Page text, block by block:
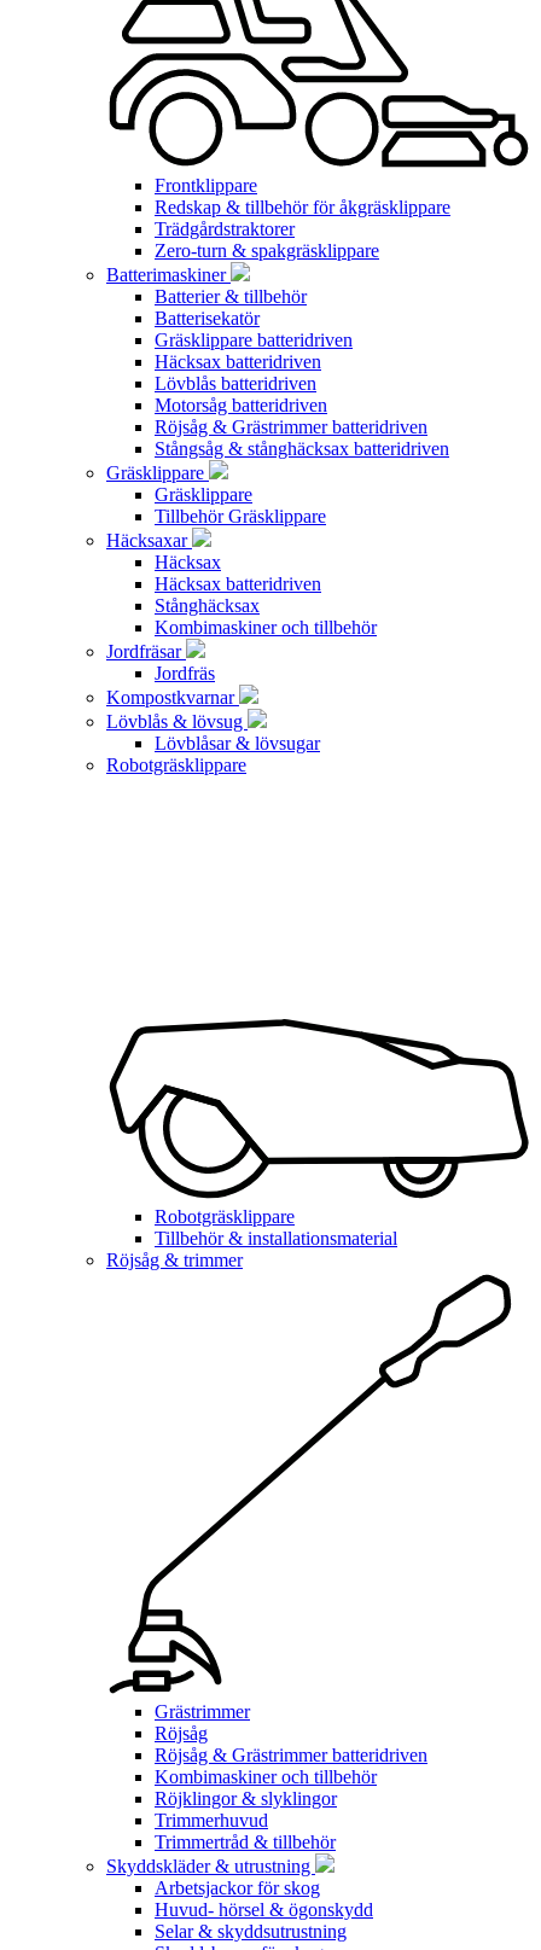
Frontklippare
Redskap & tillbehör för åkgräsklippare
Trädgårdstraktorer
Zero-turn & spakgräsklippare
Batterimaskiner
Batterier & tillbehör
Batterisekatör
Gräsklippare batteridriven
Häcksax batteridriven
Lövblås batteridriven
Motorsåg batteridriven
Röjsåg & Grästrimmer batteridriven
Stångsåg & stånghäcksax batteridriven
Gräsklippare
Gräsklippare
Tillbehör Gräsklippare
Häcksaxar
Häcksax
Häcksax batteridriven
Stånghäcksax
Kombimaskiner och tillbehör
Jordfräsar
Jordfräs
Kompostkvarnar
Lövblås & lövsug
Lövblåsar & lövsugar
Robotgräsklippare
Robotgräsklippare
Tillbehör & installationsmaterial
Röjsåg & trimmer
Grästrimmer
Röjsåg
Röjsåg & Grästrimmer batteridriven
Kombimaskiner och tillbehör
Röjklingor & slyklingor
Trimmerhuvud
Trimmertråd & tillbehör
Skyddskläder & utrustning
Arbetsjackor för skog
Huvud- hörsel & ögonskydd
Selar & skyddsutrustning